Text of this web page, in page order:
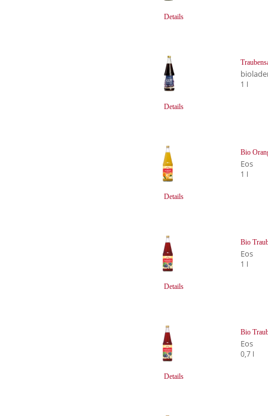
Details
Details
1 l
Details
Bio
Eos
1 l
Details
Bio
Eos
1 l
Details
Bio
Eos
0,7 l